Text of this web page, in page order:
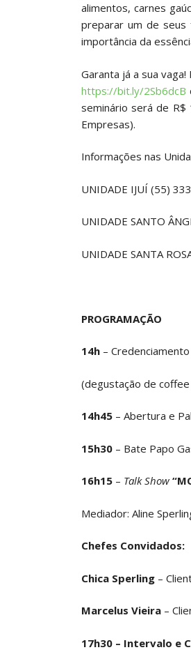
alimentos, carnes
preparar um de seus
importância da
Garanta já a sua
https://bit.ly/2Sb6dcB
seminário será de
Empresas).
Informações nas
UNIDADE IJUÍ (55)
UNIDADE SANTO
UNIDADE SANTA
PROGRAMAÇÃO
14h –
(degustação de
14h45 – Abertura e
15h30 – Bate Papo
16h15 – Talk Show
Mediador: Aline
Chefes Convidados:
Chica Sperling –
Marcelus Vieira –
17h30 – Intervalo e